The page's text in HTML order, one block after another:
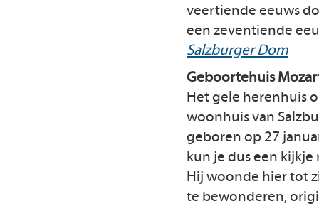
veertiende eeuws
een zeventiende
Salzburger Dom
Geboortehuis
Het gele herenhuis
woonhuis van
geboren op 27
kun je dus een
Hij woonde hier tot
te bewonderen,